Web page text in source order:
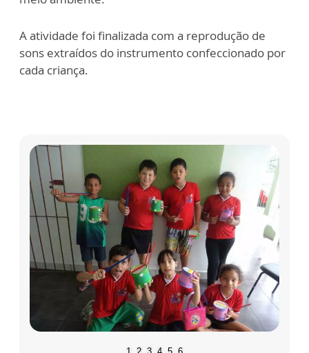
A atividade foi finalizada com a reprodução de
sons extraídos do instrumento confeccionado por
cada criança.